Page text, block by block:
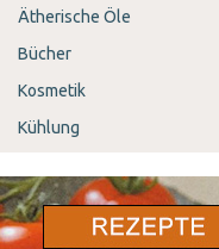
Ätherische Öle
Bücher
Kosmetik
Kühlung